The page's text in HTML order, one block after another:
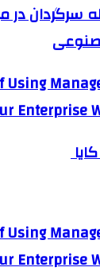
در
Using
Enterprise
Using
Enterprise